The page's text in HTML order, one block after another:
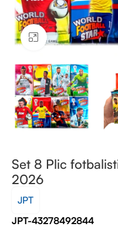
Faceți clic pentru
Set 8 Plic
2026
JPT
JPT-43278492844